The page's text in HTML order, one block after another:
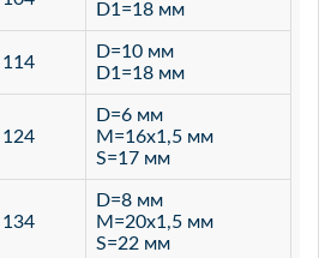
D1=18 мм
114
D=10 мм
D1=18 мм
124
D=6 мм
M=16х1,5 мм
S=17 мм
134
D=8 мм
M=20х1,5 мм
S=22 мм